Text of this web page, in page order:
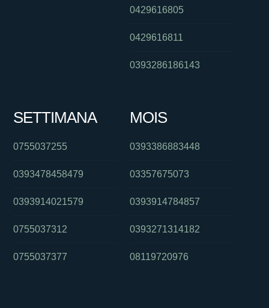
0429616805
0429616811
0393286186143
SETTIMANA
0755037255
0393478458479
0393914021579
0755037312
0755037377
MOIS
0393386883448
03357675073
0393914784857
0393271314182
08119720976